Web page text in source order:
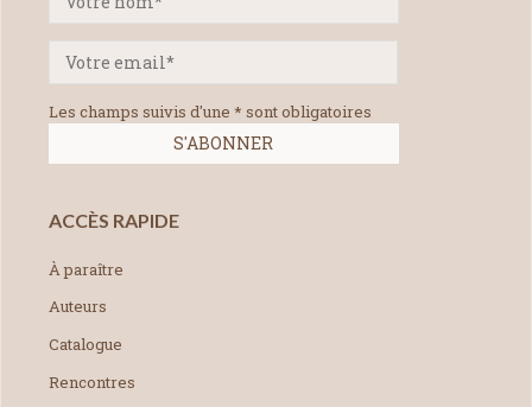
Les champs suivis d'une * sont obligatoires
ACCÈS RAPIDE
À paraître
Auteurs
Catalogue
Rencontres